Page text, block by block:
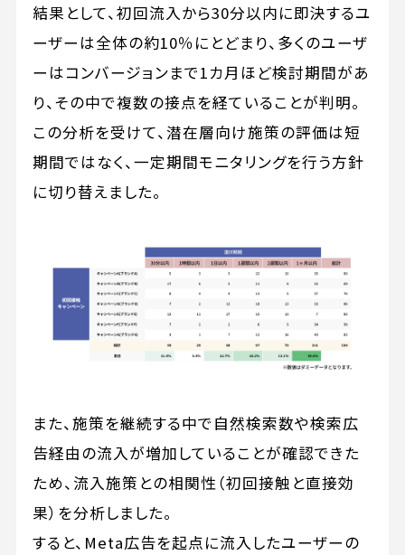
結果として、初回流入から30分以内に即決するユ
ーザーは全体の約10％にとどまり、多くのユーザ
ーはコンバージョンまで1カ月ほど検討期間があ
り、その中で複数の接点を経ていることが判明。
この分析を受けて、潜在層向け施策の評価は短
期間ではなく、一定期間モニタリングを行う方針
に切り替えました。
また、施策を継続する中で自然検索数や検索広
告経由の流入が増加していることが確認できた
ため、流入施策との相関性（初回接触と直接効
果）を分析しました。
すると、Meta広告を起点に流入したユーザーの